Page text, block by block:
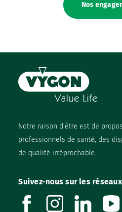
Nos
Notre raison d'être est de
professionnels de santé, des
de qualité irréprochable.
Suivez-nous sur les réseaux
facebookinstagram